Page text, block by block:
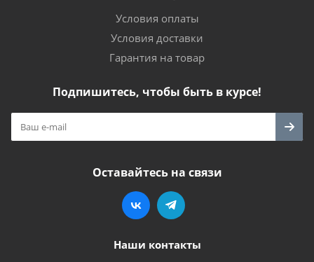
Условия оплаты
Условия доставки
Гарантия на товар
Подпишитесь, чтобы быть в курсе!
Оставайтесь на связи
Наши контакты